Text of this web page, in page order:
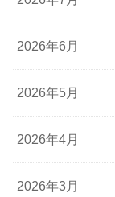
2026年6月
2026年5月
2026年4月
2026年3月